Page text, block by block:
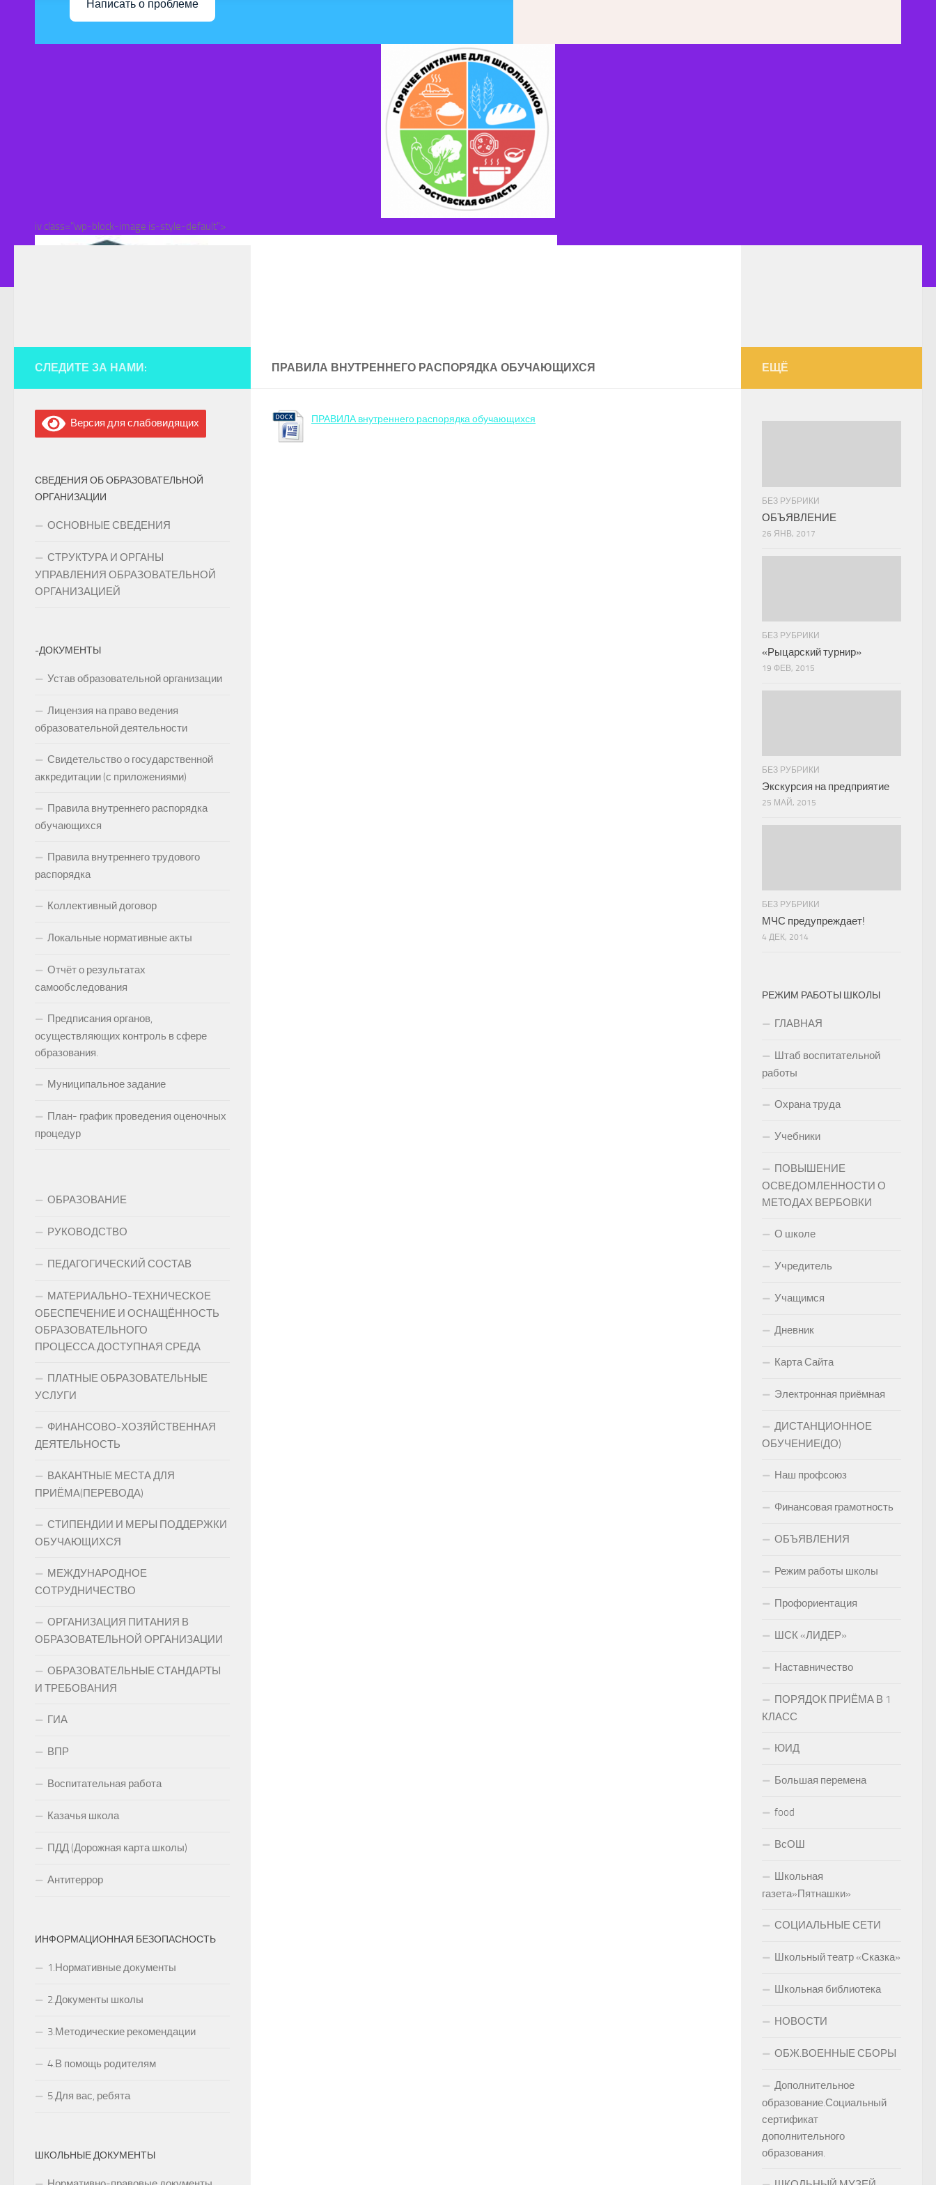
Написать о проблеме
iv class="wp-block-image is-style-default">
ПРАВИЛА ВНУТРЕННЕГО РАСПОРЯДКА ОБУЧАЮЩИХСЯ
ПРАВИЛА внутреннего распорядка обучающихся
СЛЕДИТЕ ЗА НАМИ:
Версия для слабовидящих
СВЕДЕНИЯ ОБ ОБРАЗОВАТЕЛЬНОЙ
ОРГАНИЗАЦИИ
ОСНОВНЫЕ СВЕДЕНИЯ
СТРУКТУРА И ОРГАНЫ
УПРАВЛЕНИЯ ОБРАЗОВАТЕЛЬНОЙ
ОРГАНИЗАЦИЕЙ
-ДОКУМЕНТЫ
Устав образовательной организации
Лицензия на право ведения
образовательной деятельности
Свидетельство о государственной
аккредитации (с приложениями)
Правила внутреннего распорядка
обучающихся
Правила внутреннего трудового
распорядка
Коллективный договор
Локальные нормативные акты
Отчёт о результатах
самообследования
Предписания органов,
осуществляющих контроль в сфере
образования.
Муниципальное задание
План- график проведения оценочных
процедур
ОБРАЗОВАНИЕ
РУКОВОДСТВО
ПЕДАГОГИЧЕСКИЙ СОСТАВ
МАТЕРИАЛЬНО-ТЕХНИЧЕСКОЕ
ОБЕСПЕЧЕНИЕ И ОСНАЩЁННОСТЬ
ОБРАЗОВАТЕЛЬНОГО
ПРОЦЕССА.ДОСТУПНАЯ СРЕДА
ПЛАТНЫЕ ОБРАЗОВАТЕЛЬНЫЕ
УСЛУГИ
ФИНАНСОВО-ХОЗЯЙСТВЕННАЯ
ДЕЯТЕЛЬНОСТЬ
ВАКАНТНЫЕ МЕСТА ДЛЯ
ПРИЁМА(ПЕРЕВОДА)
СТИПЕНДИИ И МЕРЫ ПОДДЕРЖКИ
ОБУЧАЮЩИХСЯ
МЕЖДУНАРОДНОЕ
СОТРУДНИЧЕСТВО
ОРГАНИЗАЦИЯ ПИТАНИЯ В
ОБРАЗОВАТЕЛЬНОЙ ОРГАНИЗАЦИИ
ОБРАЗОВАТЕЛЬНЫЕ СТАНДАРТЫ
И ТРЕБОВАНИЯ
ГИА
ВПР
Воспитательная работа
Казачья школа
ПДД (Дорожная карта школы)
Антитеррор
ИНФОРМАЦИОННАЯ БЕЗОПАСНОСТЬ
1.Нормативные документы
2.Документы школы
3.Методические рекомендации
4.В помощь родителям
5.Для вас, ребята
ШКОЛЬНЫЕ ДОКУМЕНТЫ
ЕЩЁ
БЕЗ РУБРИКИ
ОБЪЯВЛЕНИЕ
26 ЯНВ, 2017
БЕЗ РУБРИКИ
«Рыцарский турнир»
19 ФЕВ, 2015
БЕЗ РУБРИКИ
Экскурсия на предприятие
25 МАЙ, 2015
БЕЗ РУБРИКИ
МЧС предупреждает!
4 ДЕК, 2014
РЕЖИМ РАБОТЫ ШКОЛЫ
ГЛАВНАЯ
Штаб воспитательной
работы
Охрана труда
Учебники
ПОВЫШЕНИЕ
ОСВЕДОМЛЕННОСТИ О
МЕТОДАХ ВЕРБОВКИ
О школе
Учредитель
Учащимся
Дневник
Карта Сайта
Электронная приёмная
ДИСТАНЦИОННОЕ
ОБУЧЕНИЕ(ДО)
Наш профсоюз
Финансовая грамотность
ОБЪЯВЛЕНИЯ
Режим работы школы
Профориентация
ШСК «ЛИДЕР»
Наставничество
ПОРЯДОК ПРИЁМА В 1
КЛАСС
ЮИД
Большая перемена
food
ВсОШ
Школьная
газета»Пятнашки»
СОЦИАЛЬНЫЕ СЕТИ
Школьный театр «Сказка»
Школьная библиотека
НОВОСТИ
ОБЖ.ВОЕННЫЕ СБОРЫ
Дополнительное
образование.Социальный
сертификат
дополнительного
образования.